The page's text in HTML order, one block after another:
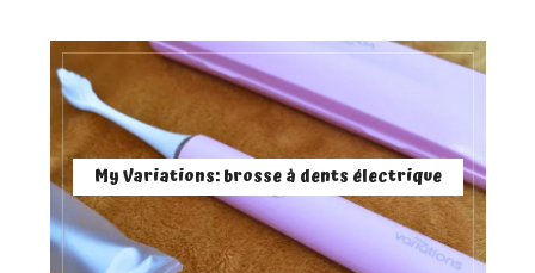
My Variations: brosse à dents électrique